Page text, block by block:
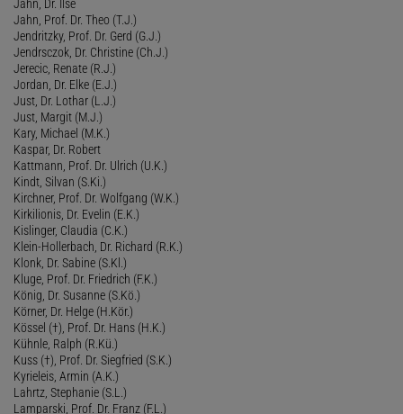
Jahn, Dr. Ilse
Jahn, Prof. Dr. Theo (T.J.)
Jendritzky, Prof. Dr. Gerd (G.J.)
Jendrsczok, Dr. Christine (Ch.J.)
Jerecic, Renate (R.J.)
Jordan, Dr. Elke (E.J.)
Just, Dr. Lothar (L.J.)
Just, Margit (M.J.)
Kary, Michael (M.K.)
Kaspar, Dr. Robert
Kattmann, Prof. Dr. Ulrich (U.K.)
Kindt, Silvan (S.Ki.)
Kirchner, Prof. Dr. Wolfgang (W.K.)
Kirkilionis, Dr. Evelin (E.K.)
Kislinger, Claudia (C.K.)
Klein-Hollerbach, Dr. Richard (R.K.)
Klonk, Dr. Sabine (S.Kl.)
Kluge, Prof. Dr. Friedrich (F.K.)
König, Dr. Susanne (S.Kö.)
Körner, Dr. Helge (H.Kör.)
Kössel (†), Prof. Dr. Hans (H.K.)
Kühnle, Ralph (R.Kü.)
Kuss (†), Prof. Dr. Siegfried (S.K.)
Kyrieleis, Armin (A.K.)
Lahrtz, Stephanie (S.L.)
Lamparski, Prof. Dr. Franz (F.L.)